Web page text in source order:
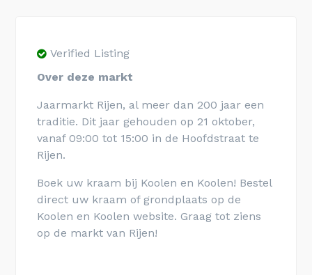
Verified Listing
Over deze markt
Jaarmarkt Rijen, al meer dan 200 jaar een
traditie. Dit jaar gehouden op 21 oktober,
vanaf 09:00 tot 15:00 in de Hoofdstraat te
Rijen.
Boek uw kraam bij Koolen en Koolen! Bestel
direct uw kraam of grondplaats op de
Koolen en Koolen website. Graag tot ziens
op de markt van Rijen!